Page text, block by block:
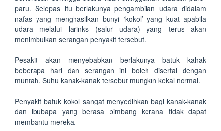
paru. Selepas itu berlakunya pengambilan udara didalam
nafas yang menghasilkan bunyi ‘kokol’ yang kuat apabila
udara melalui larinks (salur udara) yang terus akan
menimbulkan serangan penyakit tersebut.
Pesakit akan menyebabkan berlakunya batuk kahak
beberapa hari dan serangan ini boleh disertai dengan
muntah. Suhu kanak-kanak tersebut mungkin kekal normal.
Penyakit batuk kokol sangat menyedihkan bagi kanak-kanak
dan ibubapa yang berasa bimbang kerana tidak dapat
membantu mereka.